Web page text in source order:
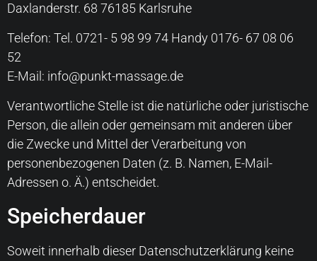
Daxlanderstr. 68 76185 Karlsruhe
Telefon: Tel. 0721- 5 98 99 74 Handy 0176- 67 08 06
52
E-Mail: info@punkt-massage.de
Verantwortliche Stelle ist die natürliche oder juristische
Person, die allein oder gemeinsam mit anderen über
die Zwecke und Mittel der Verarbeitung von
personenbezogenen Daten (z. B. Namen, E-Mail-
Adressen o. Ä.) entscheidet.
Speicherdauer
Soweit innerhalb dieser Datenschutzerklärung keine